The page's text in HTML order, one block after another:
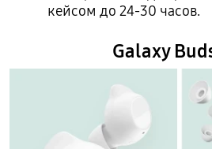
кейсом до 24-30 часов.
Galaxy